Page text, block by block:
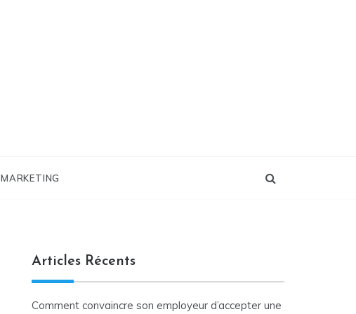
MARKETING
Articles Récents
Comment convaincre son employeur d’accepter une